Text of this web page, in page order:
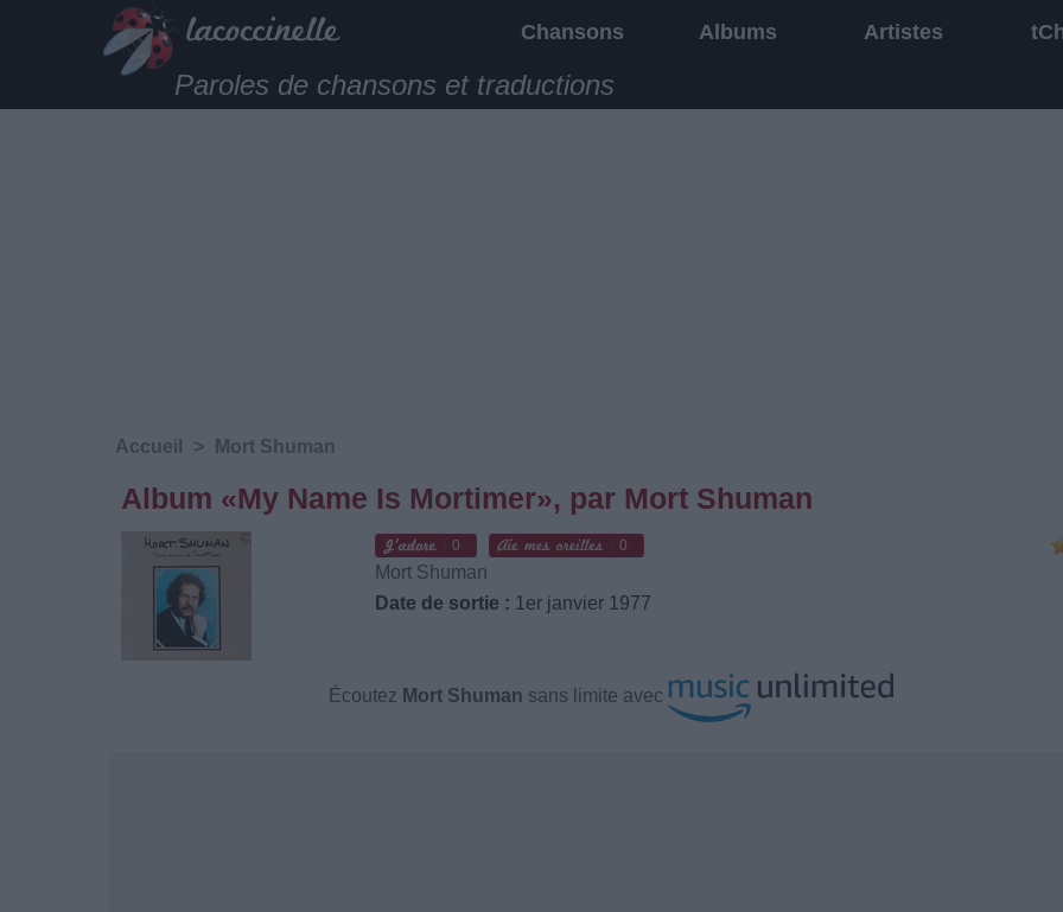
Chansons Albums Artistes
Paroles de chansons et traductions
Accueil > Mort Shuman
Album «My Name Is Mortimer», par Mort Shuman
0 0
Mort Shuman
Date de sortie : 1er janvier 1977
Écoutez Mort Shuman sans limite avec